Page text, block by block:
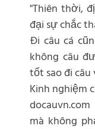
"Thiên thời,
đại sự chắc
Đi câu cá
không câu
tốt sao đi câu
Kinh nghiệm
mà không